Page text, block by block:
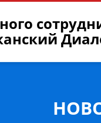
международного
osenkov_ew@mail.ru
http://